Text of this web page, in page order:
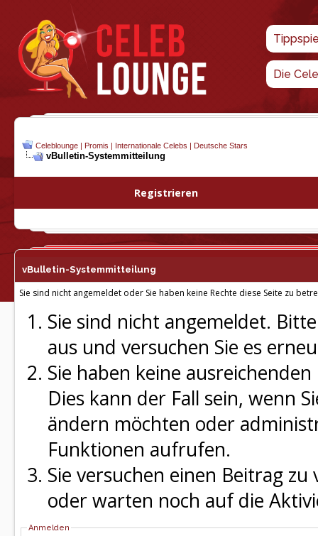
Die
Celeblounge | Promis | Internationale Celebs | Deutsche Stars
vBulletin-Systemmitteilung
Registrieren
vBulletin-Systemmitteilung
Sie sind nicht angemeldet oder Sie haben keine Rechte diese Seite zu
Sie sind nicht angemeldet.
aus und versuchen Sie es
Sie haben keine
Dies kann der Fall sein, wenn
ändern möchten oder
Funktionen aufrufen.
Sie versuchen einen Beitrag
oder warten noch auf die
Anmelden